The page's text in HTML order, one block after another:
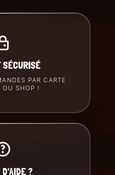
SÉCURISÉ
PAR CARTE
OU SHOP !
?